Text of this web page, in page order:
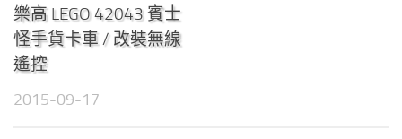
樂高 LEGO 42043 賓士
怪手貨卡車 / 改裝無線
遙控
2015-09-17